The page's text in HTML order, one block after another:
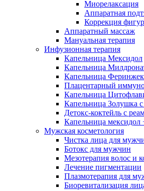
Миорелаксация
Аппаратная
Коррекция
Аппаратный массаж
Мануальная терапия
Инфузионная терапия
Капельница Мексидол
Капельница
Капельница
Плацентарный
Капельница
Капельница Золушка
Детокс-коктейль с
Капельница мексидол
Мужская косметология
Чистка лица для
Ботокс для мужчин
Мезотерапия волос и
Лечение пигментации
Плазмотерапия для
Биоревитализация